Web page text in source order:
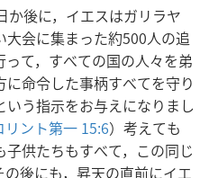
か後に，イエスはガリラヤ
会に集まった約500人の追
て，すべての国の人々を弟
命令した事柄すべてを守り
う指示をお与えになりまし
リント第一 15:6）考えても
供たちもすべて，この同じ
後にも，昇天の直前にイエ